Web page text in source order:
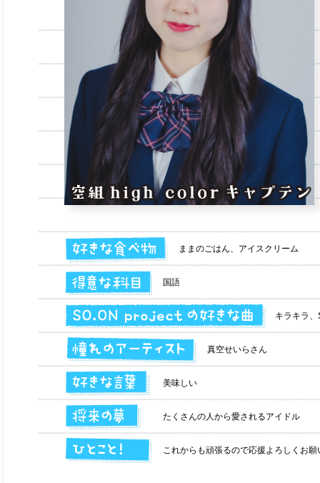
ままのごはん、アイスクリーム
国語
キラキラ
真空せいらさん
美味しい
たくさんの人から愛されるアイドル
これからも頑張るので応援よろしくお願